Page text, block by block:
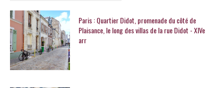
Paris : Quartier Didot, promenade du côté de
Plaisance, le long des villas de la rue Didot - XIVe
arr